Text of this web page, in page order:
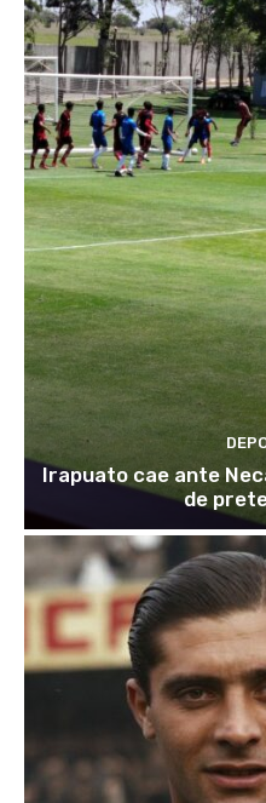
Irapuato cae ante
de